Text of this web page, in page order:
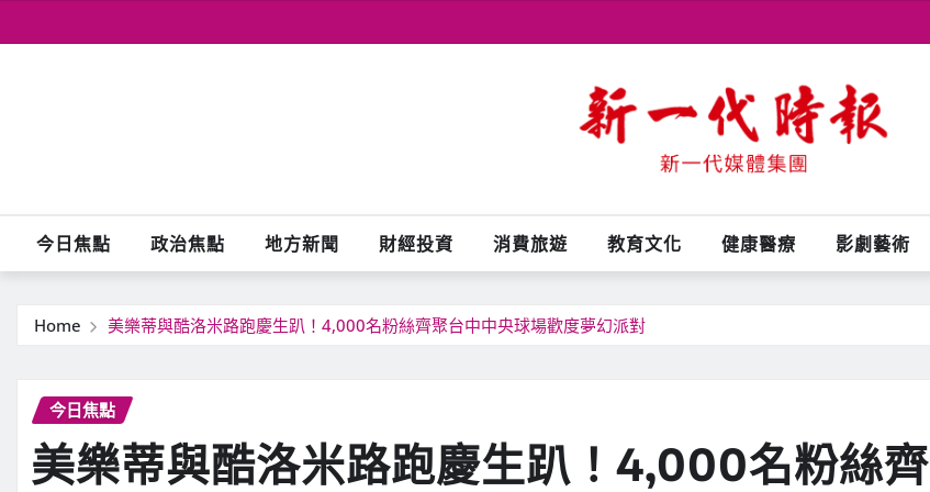
to
今日焦點 政治焦點 地方新聞 財經投資 消費旅遊 教育文化 健康醫療 影劇藝術
Home 美樂蒂與酷洛米路跑慶生趴！4,000名粉絲齊聚台中中央球場歡度夢幻派對
今日焦點
美樂蒂與酷洛米路跑慶生趴！4,000名粉絲齊